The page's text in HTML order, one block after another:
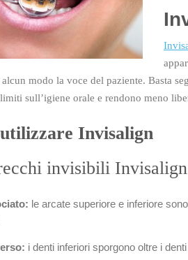
modo la voce del paziente. Basta
sull’igiene orale e rendono meno
Invisalign
invisibili
le arcate superiore e inferiore
i denti inferiori sporgono oltre i